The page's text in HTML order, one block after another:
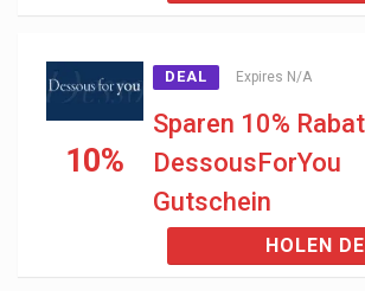
10%
DEAL Expires N/A
Sparen 10%
DessousForYou
Gutschein
HOLEN